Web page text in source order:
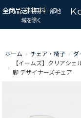
全商品送料無料一部地
域を除く
ホーム › チェア・椅子 › ダ
›
【イームズ】クリアシ
脚 デザイナーズチェア